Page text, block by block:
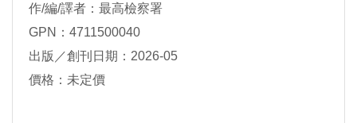
作/編/譯者：最高檢察署
GPN：4711500040
出版／創刊日期：2026-05
價格：未定價